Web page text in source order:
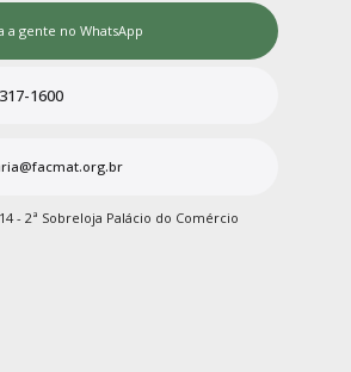
a gente no WhatsApp
1600
- 2ª Sobreloja Palácio do Comércio